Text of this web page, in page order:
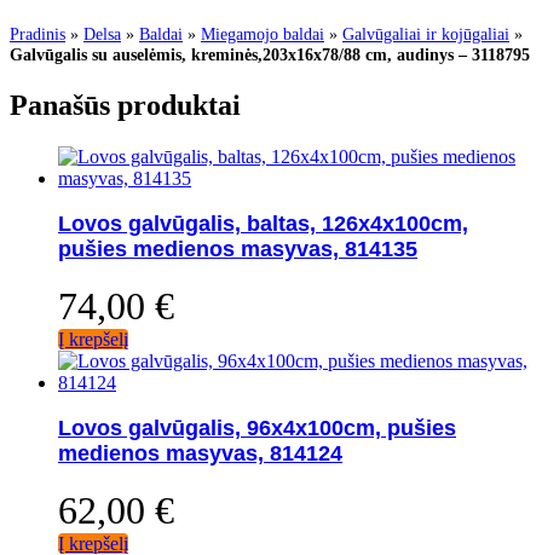
Pradinis » Delsa » Baldai » Miegamojo baldai » Galvūgaliai ir kojūgaliai »
Galvūgalis su auselėmis, kreminės,203x16x78/88 cm, audinys – 3118795
Panašūs produktai
Lovos galvūgalis, baltas, 126x4x100cm,
pušies medienos masyvas, 814135
74,00 €
Į krepšelį
Lovos galvūgalis, 96x4x100cm, pušies
medienos masyvas, 814124
62,00 €
Į krepšelį